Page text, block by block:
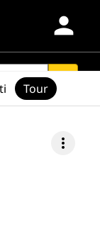
person
search
more_vert
Tour